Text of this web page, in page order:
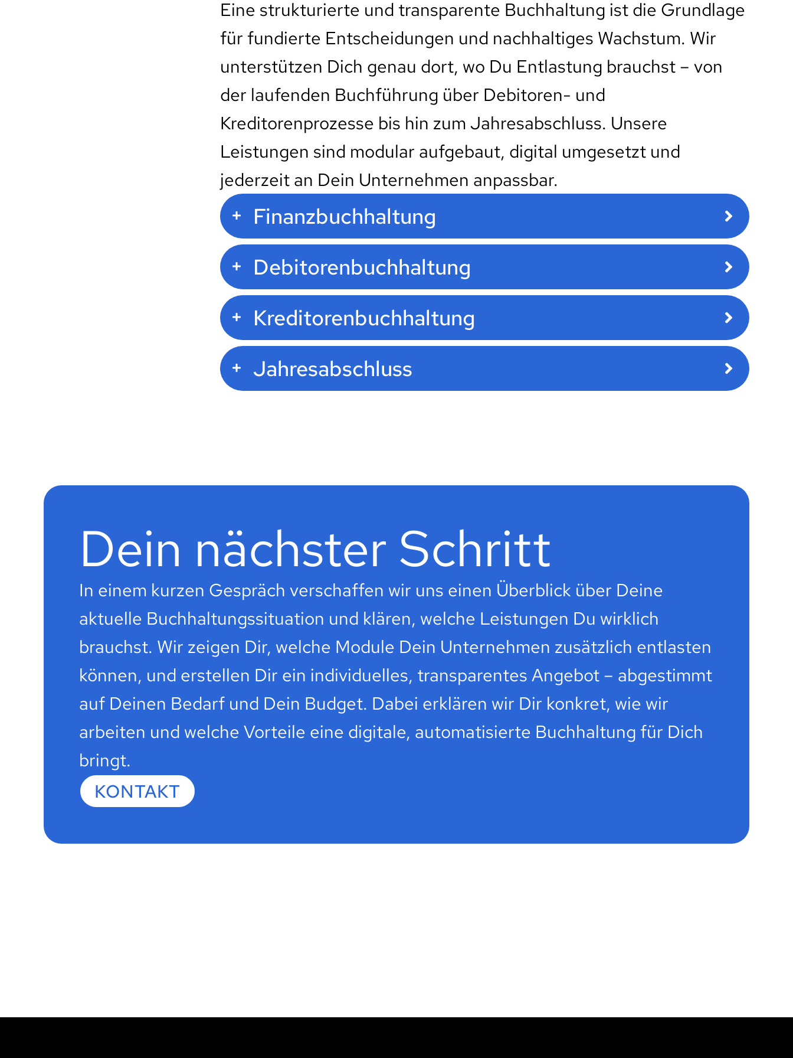
Eine strukturierte und transparente Buchhaltung ist die Grundlage
für fundierte Entscheidungen und nachhaltiges Wachstum. Wir
unterstützen Dich genau dort, wo Du Entlastung brauchst – von
der laufenden Buchführung über Debitoren- und
Kreditorenprozesse bis hin zum Jahresabschluss. Unsere
Leistungen sind modular aufgebaut, digital umgesetzt und
jederzeit an Dein Unternehmen anpassbar.
Finanzbuchhaltung
Debitorenbuchhaltung
Kreditorenbuchhaltung
Jahresabschluss
Dein nächster Schritt
In einem kurzen Gespräch verschaffen wir uns einen Überblick über Deine
aktuelle Buchhaltungssituation und klären, welche Leistungen Du wirklich
brauchst. Wir zeigen Dir, welche Module Dein Unternehmen zusätzlich entlasten
können, und erstellen Dir ein individuelles, transparentes Angebot – abgestimmt
auf Deinen Bedarf und Dein Budget. Dabei erklären wir Dir konkret, wie wir
arbeiten und welche Vorteile eine digitale, automatisierte Buchhaltung für Dich
bringt.
KONTAKT